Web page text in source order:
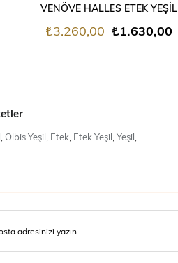
VENÖVE HALLES ETEK YEŞİL
₺1.630,00
₺3.260,00
Olbis Yeşil Etek Etek Yeşil Yeşil